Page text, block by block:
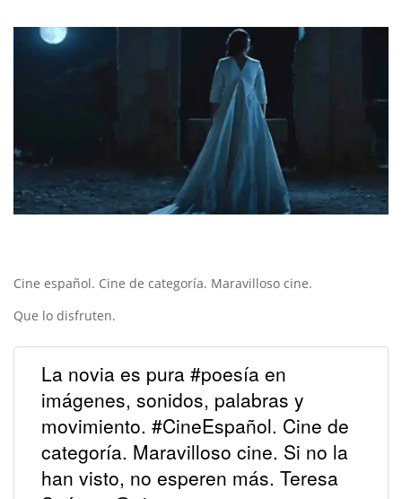
Cine español. Cine de categoría. Maravilloso cine.
Que lo disfruten.
La novia es pura #poesía en
imágenes, sonidos, palabras y
movimiento. #CineEspañol. Cine de
categoría. Maravilloso cine. Si no la
han visto, no esperen más. Teresa